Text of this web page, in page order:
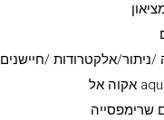
אלקטרודות /חיישנים
שרימפסייה